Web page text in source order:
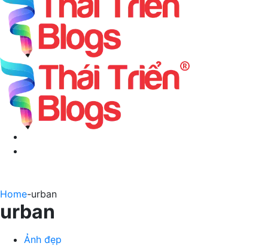
Home-urban
urban
Ảnh đẹp